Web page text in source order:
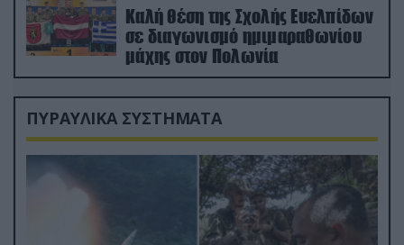
Καλή θέση της Σχολής Ευελπίδων
σε διαγωνισμό ημιμαραθωνίου
μάχης στον Πολωνία
ΠΥΡΑΥΛΙΚΑ ΣΥΣΤΗΜΑΤΑ